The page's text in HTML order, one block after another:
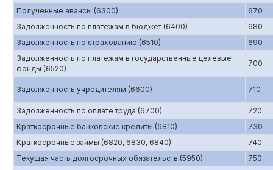
Полученные авансы (6300)
670
Задолженность по платежам в бюджет (6400)
680
Задолженность по страхованию (6510)
690
Задолженность по платежам в государственные целевые
фонды (6520)
700
Задолженность учредителям (6600) 710
Задолженность по оплате труда (6700)
720
Краткосрочные банковские кредиты (6810)
730
Краткосрочные займы (6820, 6830, 6840)
740
Текущая часть долгосрочных обязательств (5950)
750